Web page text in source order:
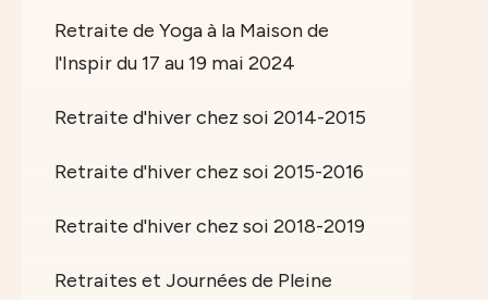
Retraite de Yoga à la Maison de
l'Inspir du 17 au 19 mai 2024
Retraite d'hiver chez soi 2014-2015
Retraite d'hiver chez soi 2015-2016
Retraite d'hiver chez soi 2018-2019
Retraites et Journées de Pleine